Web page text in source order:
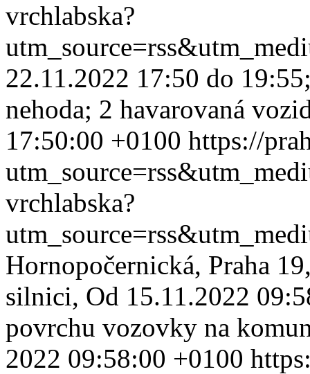
vrchlabska?
22.11.2022 17:50 do
nehoda; 2 havarovaná
17:50:00 +0100 https://
vrchlabska?
Hornopočernická, Praha
silnici, Od 15.11.2022
povrchu vozovky na
2022 09:58:00 +0100